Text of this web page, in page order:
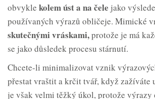
obvykle kolem úst a na čele jako
používaných výrazů obličeje. Mimické
skutečnými vráskami,protože je má
se jako důsledek procesu stárnutí.
Chcete-li minimalizovat vznik
přestat vraštit a krčit tvář, když zažíváte
je však velmi těžký úkol, protože